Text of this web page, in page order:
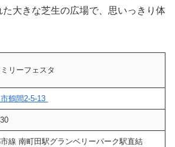
大きな芝生の広場で、思いっきり体
リーフェスタ
鶴間2-5-13
線 南町田駅グランベリーパーク駅直結